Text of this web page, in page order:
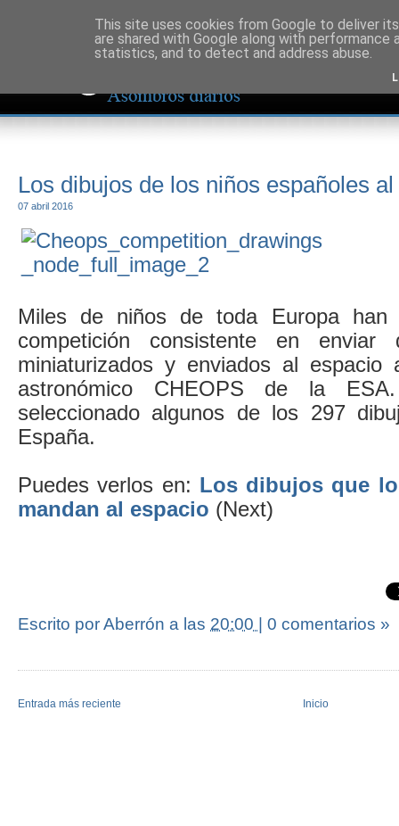
Los dibujos de los niños españoles
07 abril 2016
Miles de niños de toda Europa han
competición consistente en enviar
miniaturizados y enviados al espacio
astronómico CHEOPS de la
seleccionado algunos de los 297
España.
Puedes verlos en: Los dibujos que
mandan al espacio (Next)
Escrito por Aberrón a las 20:00 | 0 comentarios »
Entrada más reciente Inicio
This site uses cookies from Google to deliver
are shared with Google along with
statistics, and to detect and address abuse.